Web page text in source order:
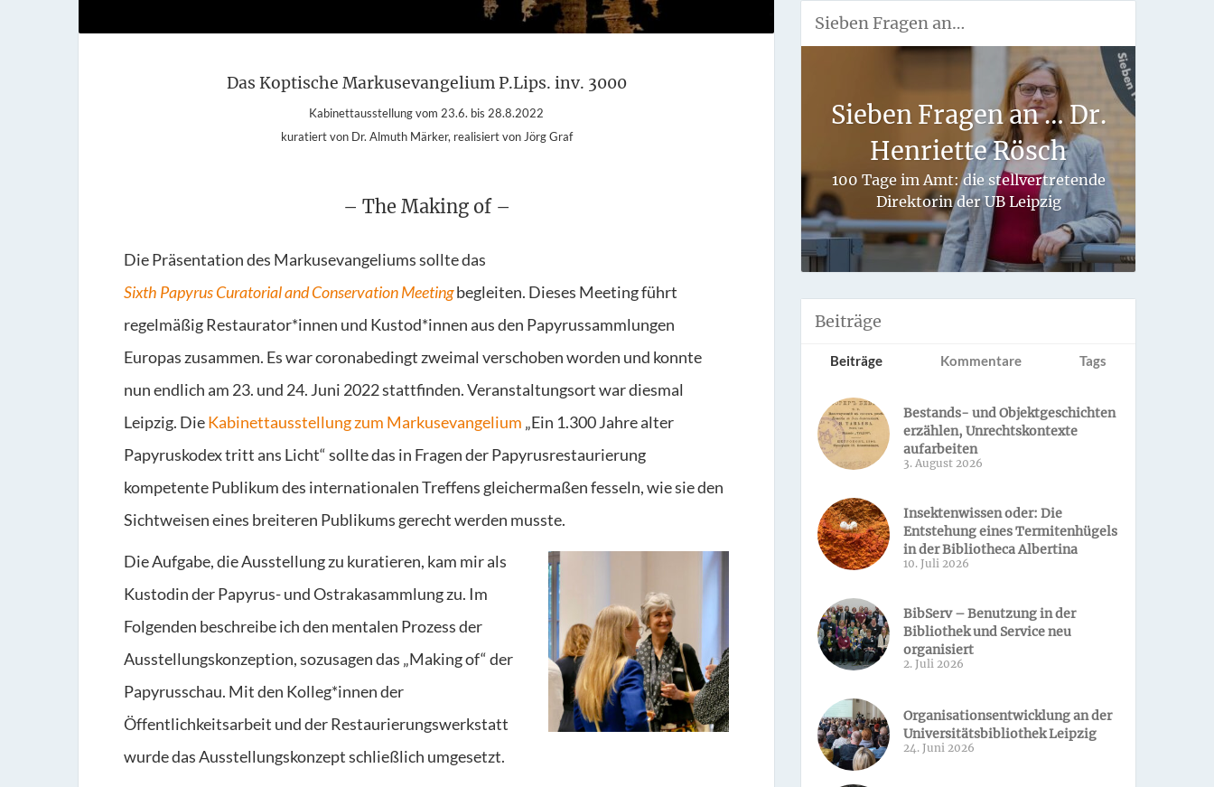
Das Koptische Markusevangelium P.Lips. inv. 3000
Kabinettausstellung vom 23.6. bis 28.8.2022
kuratiert von Dr. Almuth Märker, realisiert von Jörg Graf
– The Making of –
Die Präsentation des Markusevangeliums sollte das
Sixth Papyrus Curatorial and Conservation Meetingbegleiten. Dieses Meeting führt
regelmäßig Restaurator*innen und Kustod*innen aus den Papyrussammlungen
Europas zusammen. Es war coronabedingt zweimal verschoben worden und konnte
nun endlich am 23. und 24. Juni 2022 stattfinden. Veranstaltungsort war diesmal
Leipzig. DieKabinettausstellung zum Markusevangelium „Ein 1.300 Jahre alter
Papyruskodex tritt ans Licht“ sollte das in Fragen der Papyrusrestaurierung
kompetente Publikum des internationalen Treffens gleichermaßen fesseln, wie sie den
Sichtweisen eines breiteren Publikums gerecht werden musste.
Die Aufgabe, die Ausstellung zu kuratieren, kam mir als
Kustodin der Papyrus- und Ostrakasammlung zu. Im
Folgenden beschreibe ich den mentalen Prozess der
Ausstellungskonzeption, sozusagen das „Making of“ der
Papyrusschau. Mit den Kolleg*innen der
Öffentlichkeitsarbeit und der Restaurierungswerkstatt
wurde das Ausstellungskonzept schließlich umgesetzt.
Sieben Fragen an…
Sieben Fragen an...
Stefan Fischer
Sieben Fragen an … Dr.
Henriette Rösch
100 Tage im Amt: die stellvertretende
Direktorin der UB Leipzig
Beiträge
Beiträge Kommentare Tags
Bestands- und Objektgeschichten
erzählen, Unrechtskontexte
aufarbeiten
3. August 2026
Insektenwissen oder: Die
Entstehung eines Termitenhügels
in der Bibliotheca Albertina
10. Juli 2026
BibServ – Benutzung in der
Bibliothek und Service neu
organisiert
2. Juli 2026
Organisationsentwicklung an der
Universitätsbibliothek Leipzig
24. Juni 2026